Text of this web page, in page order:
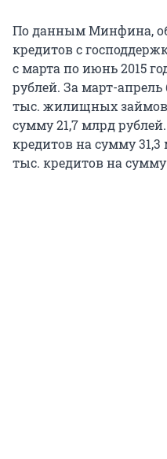
По данным Минфина,
кредитов c
с марта по июнь 2015
рублей. За март-
тыс. жилищных
сумму 21,7 млрд
кредитов на сумму
тыс. кредитов на